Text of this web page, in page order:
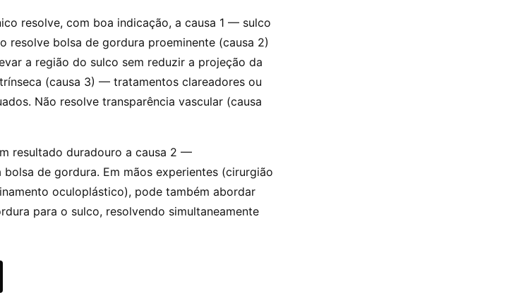
resolve, com boa indicação, a causa 1 — sulco
resolve bolsa de gordura proeminente (causa 2)
a região do sulco sem reduzir a projeção da
(causa 3) — tratamentos clareadores ou
Não resolve transparência vascular (causa
resultado duradouro a causa 2 —
de gordura. Em mãos experientes (cirurgião
oculoplástico), pode também abordar
para o sulco, resolvendo simultaneamente